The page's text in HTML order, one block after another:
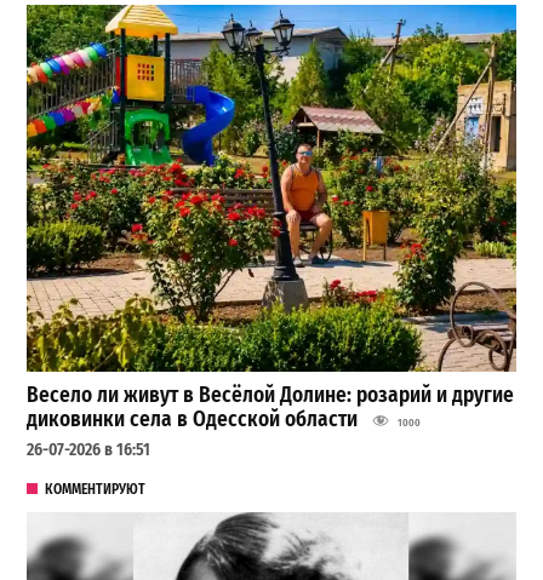
Весело ли живут в Весёлой Долине: розарий и другие
диковинки села в Одесской области
1000
26-07-2026 в 16:51
КОММЕНТИРУЮТ